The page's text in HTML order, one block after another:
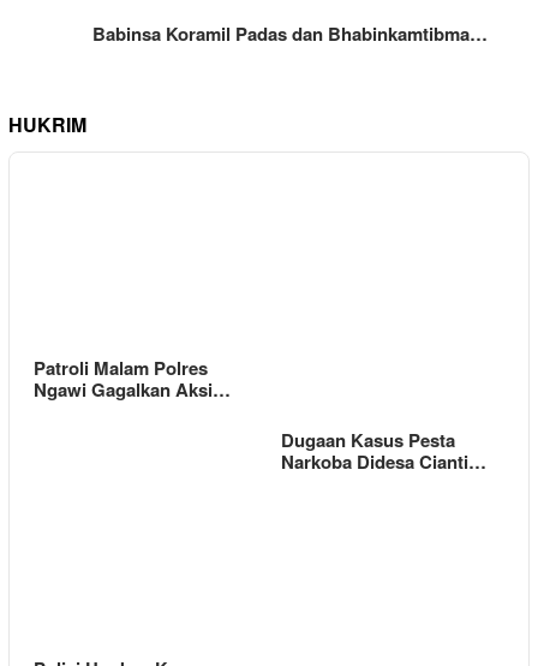
Babinsa Koramil Padas dan Bhabinkamtibma…
HUKRIM
Patroli Malam Polres
Ngawi Gagalkan Aksi…
Dugaan Kasus Pesta
Narkoba Didesa Cianti…